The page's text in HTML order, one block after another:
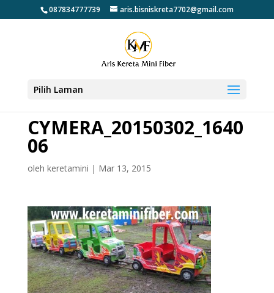
087834777739 aris.bisniskreta7702@gmail.com
Pilih Laman
CYMERA_20150302_1640
06
oleh keretamini | Mar 13, 2015